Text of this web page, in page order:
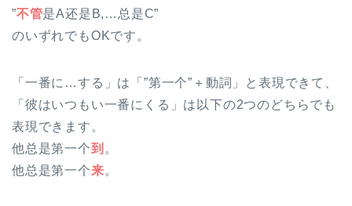
”不管是A还是B,…总是C”
のいずれでもOKです。
「一番に…する」は「”第一个”＋動詞」と表現できて、
「彼はいつもい一番にくる」は以下の2つのどちらでも
表現できます。
他总是第一个到 。
他总是第一个来。